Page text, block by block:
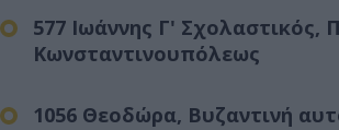
577 Ιωάννης Γ' Σχολαστικός,
Κωνσταντινουπόλεως
1056 Θεοδώρα, Βυζαντινή